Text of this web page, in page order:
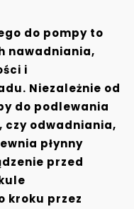
do pompy to
nawadniania,
i
Niezależnie od
do podlewania
odwadniania,
płynny
przed
kroku przez